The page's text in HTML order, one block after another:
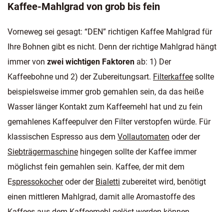
Kaffee-Mahlgrad von grob bis fein
Vorneweg sei gesagt: “DEN” richtigen Kaffee Mahlgrad für
Ihre Bohnen gibt es nicht. Denn der richtige Mahlgrad hängt
immer von zwei wichtigen Faktoren ab: 1) Der
Kaffeebohne und 2) der Zubereitungsart. Filterkaffee sollte
beispielsweise immer grob gemahlen sein, da das heiße
Wasser länger Kontakt zum Kaffeemehl hat und zu fein
gemahlenes Kaffeepulver den Filter verstopfen würde. Für
klassischen Espresso aus dem Vollautomaten oder der
Siebträgermaschine hingegen sollte der Kaffee immer
möglichst fein gemahlen sein. Kaffee, der mit dem
Espressokocheroder der Bialetti zubereitet wird, benötigt
einen mittleren Mahlgrad, damit alle Aromastoffe des